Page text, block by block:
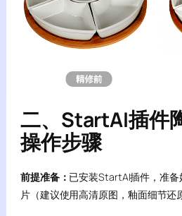
二、StartAI插件
操作步骤
前提准备： 已安装StartAI插件，准
片（建议使用高清原图，釉面细节还